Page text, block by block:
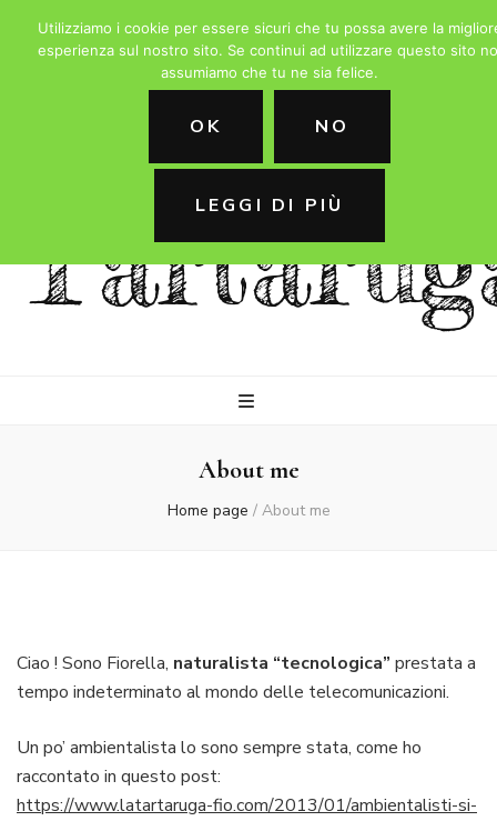
La
About me
Home page / About me
Ciao ! Sono Fiorella, naturalista “tecnologica” prestata a
tempo indeterminato al mondo delle telecomunicazioni.
Un po’ ambientalista lo sono sempre stata, come ho
raccontato in questo post:
https://www.latartaruga-fio.com/2013/01/ambientalisti-si-
Utilizziamo i cookie per essere sicuri che tu possa avere la
esperienza sul nostro sito. Se continui ad utilizzare questo sito
assumiamo che tu ne sia felice.
OK NO
LEGGI DI PIÙ